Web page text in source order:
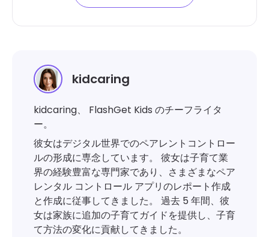
kidcaring
kidcaring、 FlashGet Kids のチーフライタ
ー。
彼女はデジタル世界でのペアレントコントロー
ルの形成に専念しています。 彼女は子育て業
界の経験豊富な専門家であり、さまざまなペア
レンタル コントロール アプリのレポート作成
と作成に従事してきました。 過去 5 年間、彼
女は家族に追加の子育てガイドを提供し、子育
て方法の変化に貢献してきました。